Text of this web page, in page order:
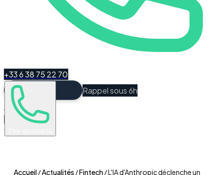
+33 6 38 75 22 70
Rappel sous 6h
Espace Client
Accueil/Actualités /Fintech/L'IA d'Anthropic déclenche un